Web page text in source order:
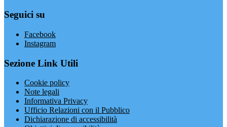
Seguici su
Facebook
Instagram
Sezione Link Utili
Cookie policy
Note legali
Informativa Privacy
Ufficio Relazioni con il Pubblico
Dichiarazione di accessibilità